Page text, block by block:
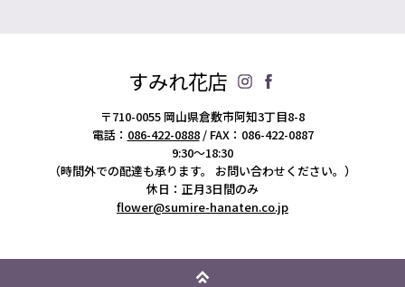
すみれ花店
〒710-0055 岡山県倉敷市阿知3丁目8-8
電話： 086-422-0888/ FAX：086-422-0887
9:30～18:30
（時間外での配達も承ります。
お問い合わせください。）
休日：正月3日間のみ
flower@sumire-hanaten.co.jp